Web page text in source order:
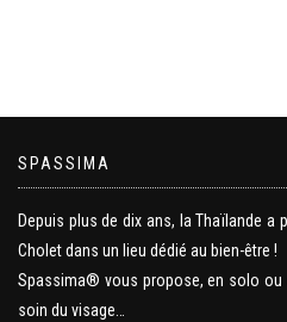
SPASSIMA
Depuis plus de dix ans, la Thaïlande
Cholet dans un lieu dédié au bien-être !
Spassima® vous propose, en solo ou
soin du visage…